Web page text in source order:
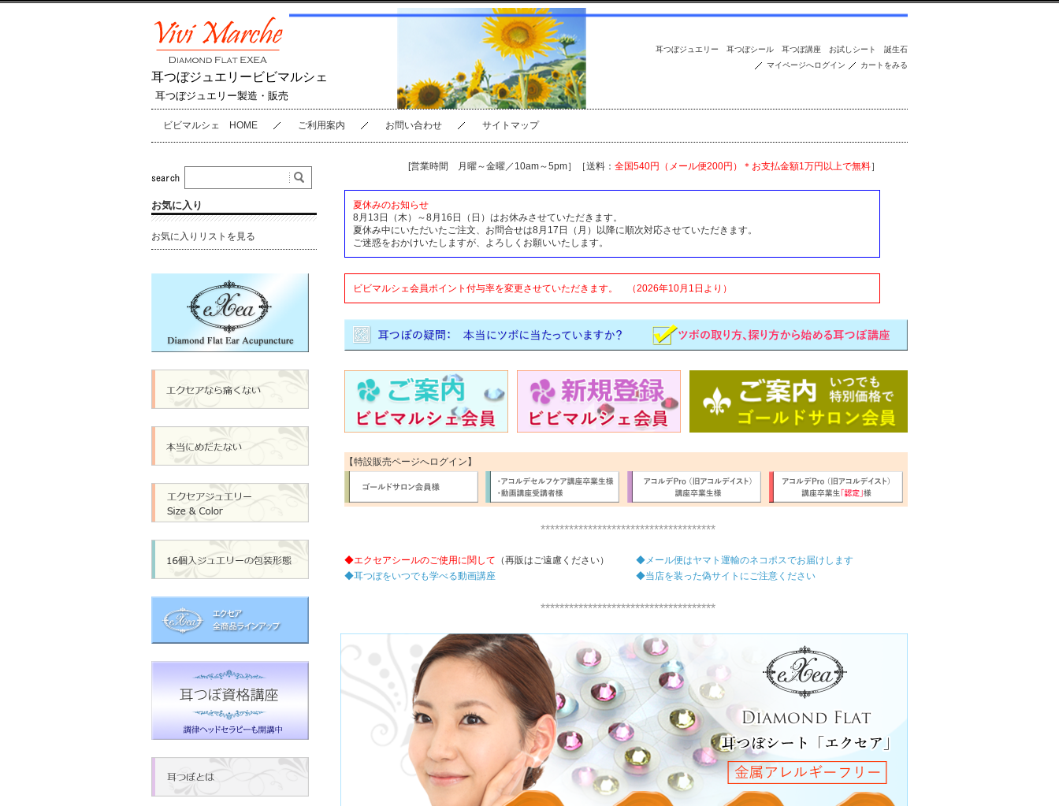
耳つぼジュエリービビマルシェ
耳つぼジュエリー製造・販売
耳つぼジュエリー 耳つぼシール 耳つぼ講座 お試しシート
誕生石
マイページへログイン
カートをみる
ビビマルシェ HOME ご利用案内 お問い合わせ サイトマップ
[営業時間 月曜～金曜／10am～5pm］［送料： 全国540円（メール便200円）＊お支払金額1万円以上で無料］
夏休みのお知らせ
8月13日（木）～8月16日（日）はお休みさせていただきます。
夏休み中にいただいたご注文、お問合せは8月17日（月）以降に順次対応させていただきます。
ご迷惑をおかけいたしますが、よろしくお願いいたします。
ビビマルシェ会員ポイント付与率を変更させていただきます。 （2026年10月1日より）
【特設販売ページへログイン】
*************************************
◆エクセアシールのご使用に関して （再販はご遠慮ください）
◆メール便はヤマト運輸のネコポスでお届けします
◆耳つぼをいつでも学べる動画講座
◆当店を装った偽サイトにご注意ください
*************************************
お気に入り
お気に入りリストを見る